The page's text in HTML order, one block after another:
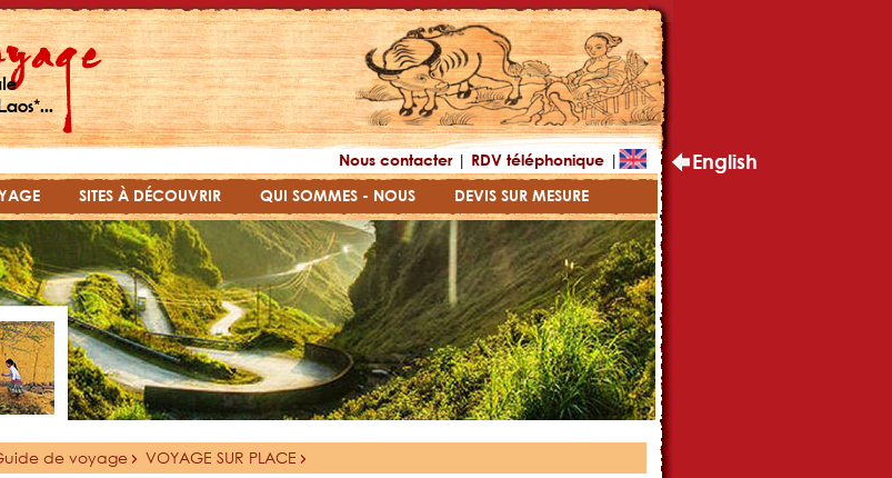
Nous contacter| RDV téléphonique | English
SITES À DÉCOUVRIR QUI SOMMES - NOUS DEVIS SUR MESURE
de voyage VOYAGE SUR PLACE